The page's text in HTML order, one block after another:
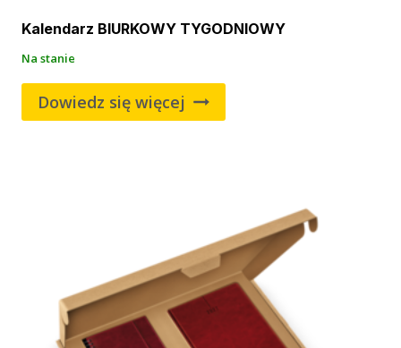
Kalendarz BIURKOWY TYGODNIOWY
Na stanie
Dowiedz się więcej